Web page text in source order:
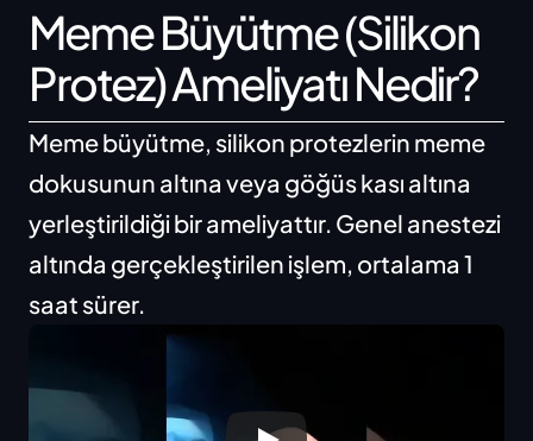
Meme Büyütme (Silikon
Protez) Ameliyatı Nedir?
Meme büyütme, silikon protezlerin meme
dokusunun altına veya göğüs kası altına
yerleştirildiği bir ameliyattır. Genel anestezi
altında gerçekleştirilen işlem, ortalama 1
saat sürer.